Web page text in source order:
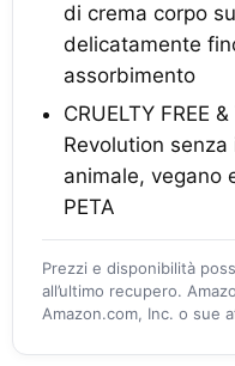
di crema corpo
delicatamente
assorbimento
CRUELTY FREE
Revolution
animale, vegano
PETA
Prezzi e disponibilità
all’ultimo recupero.
Amazon.com, Inc. o sue